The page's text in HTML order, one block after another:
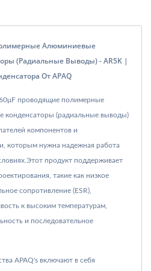
Алюминиевые
(радиальные Выводы) - AR5K |
От APAQ
проводящие полимерные
конденсаторы (радиальные выводы)
компонентов и
которым нужна надежная работа
продукт поддерживает
такие как низкое
сопротивление (ESR),
к высоким температурам,
и последовательное
APAQ's включают в себя